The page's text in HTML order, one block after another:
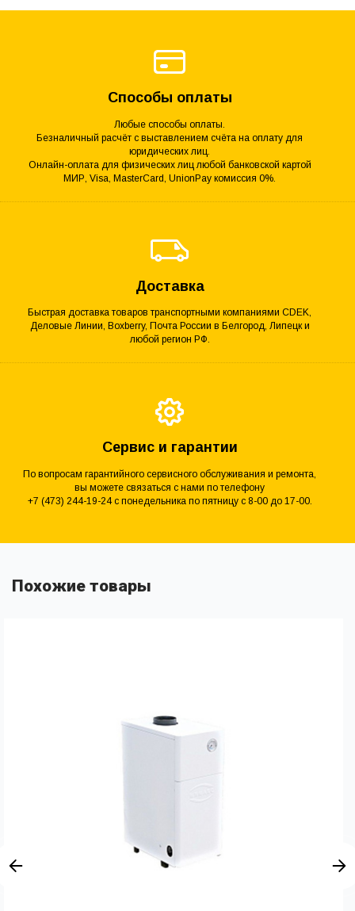
Способы оплаты
Любые способы оплаты.
Безналичный расчёт с выставлением счёта на оплату для
юридических лиц.
Онлайн-оплата для физических лиц любой банковской картой
МИР, Visa, MasterCard, UnionPay комиссия 0%.
Доставка
Быстрая доставка товаров транспортными компаниями CDEK,
Деловые Линии, Boxberry, Почта России в Белгород, Липецк и
любой регион РФ.
Сервис и гарантии
По вопросам гарантийного сервисного обслуживания и ремонта,
вы можете связаться с нами по телефону
+7 (473) 244-19-24 с понедельника по пятницу с 8-00 до 17-00.
Похожие товары